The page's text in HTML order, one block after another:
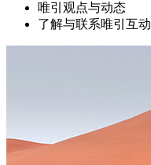
唯引观点与动态
了解与联系唯引互动